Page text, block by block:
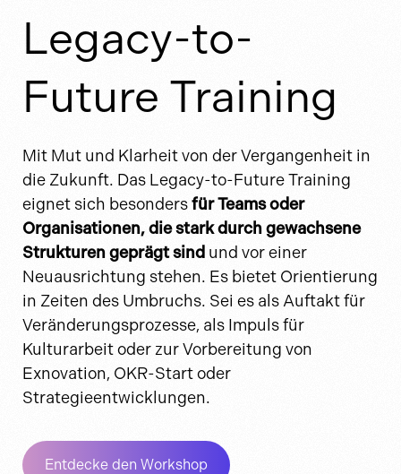
Legacy-to-
Future Training
Mit Mut und Klarheit von der Vergangenheit in
die Zukunft. Das Legacy-to-Future Training
eignet sich besondersfür Teams oder
Organisationen, die stark durch gewachsene
Strukturen geprägt sind und vor einer
Neuausrichtung stehen. Es bietet Orientierung
in Zeiten des Umbruchs. Sei es als Auftakt für
Veränderungsprozesse, als Impuls für
Kulturarbeit oder zur Vorbereitung von
Exnovation, OKR-Start oder
Strategieentwicklungen.
Entdecke den Workshop